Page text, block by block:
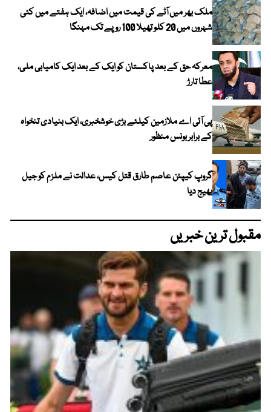
ملک بھر میں آٹے کی قیمت میں اضافہ، ایک ہفتے میں کئی
شہروں میں 20 کلو تھیلا 100 روپے تک مہنگا
معرکہ حق کے بعد پاکستان کو ایک کے بعد ایک کامیابی ملی،
عطا تارڑ
پی آئی اے ملازمین کیلئے بڑی خوشخبری، ایک بنیادی تنخواہ
کے برابر بونس منظور
گروپ کیپٹن عاصم طارق قتل کیس، عدالت نے ملزم کو جیل
بھیج دیا
مقبول ترین خبریں